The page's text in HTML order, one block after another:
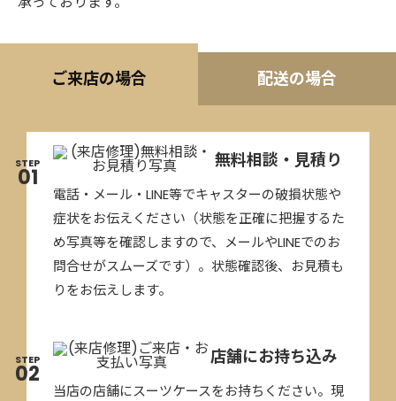
ご来店の場合
STEP
01
無料相談・見積り
電話・メール・LINE等でキャスターの破損状態や
症状をお伝えください（状態を正確に把握するた
め写真等を確認しますので、メールやLINEでのお
問合せがスムーズです）。状態確認後、お見積も
りをお伝えします。
STEP
02
店舗にお持ち込み
当店の店舗にスーツケースをお持ちください。現
配送の場合